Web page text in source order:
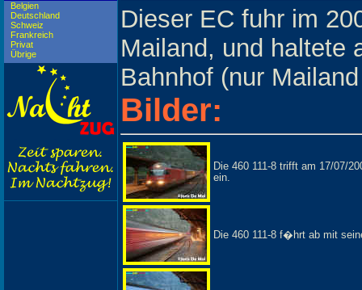
Belgien
Deutschland
Schweiz
Frankreich
Privat
Übrige
Dieser EC fuhr im
Mailand, und haltete
Bahnhof (nur
Bilder:
Die 460 111-8 trifft am 17/07/
ein.
Die 460 111-8 f�hrt ab mit